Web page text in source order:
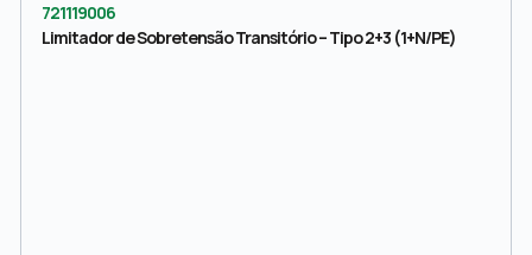
721119006
Limitador de Sobretensão Transitório – Tipo 2+3 (1+N/PE)